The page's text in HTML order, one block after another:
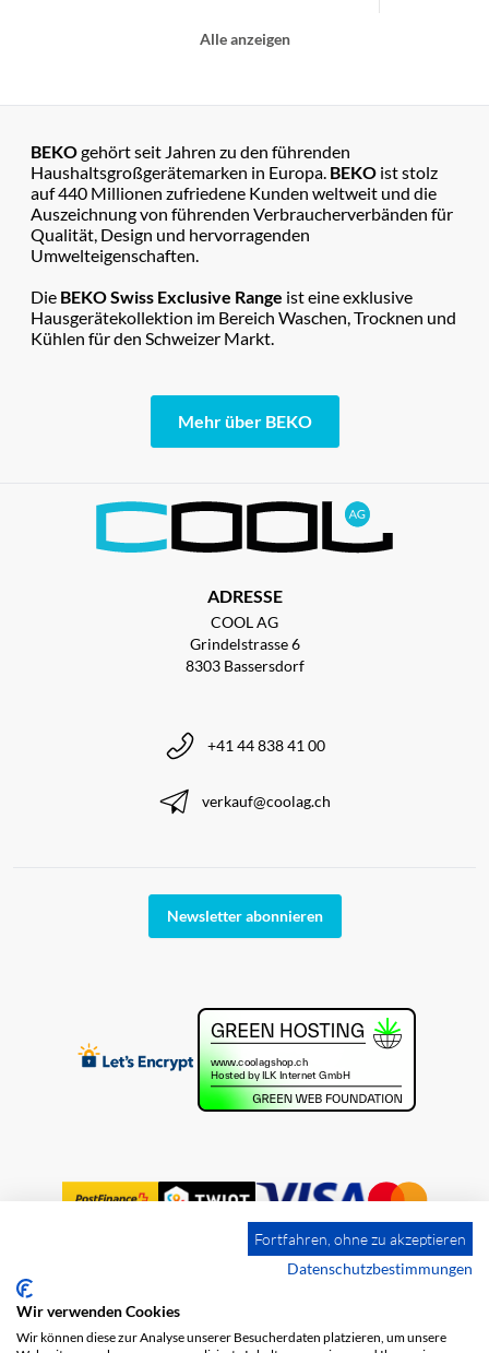
Alle anzeigen
BEKOgehört seit Jahren zu den führenden
Haushaltsgroßgerätemarken in Europa. BEKO ist stolz
auf 440 Millionen zufriedene Kunden weltweit und die
Auszeichnung von führenden Verbraucherverbänden für
Qualität, Design und hervorragenden
Umwelteigenschaften.
Die BEKO Swiss Exclusive Range ist eine exklusive
Hausgerätekollektion im Bereich Waschen, Trocknen und
Kühlen für den Schweizer Markt.
Mehr über BEKO
ADRESSE
COOL AG
Grindelstrasse 6
8303 Bassersdorf
+41 44 838 41 00
verkauf@coolag.ch
Newsletter abonnieren
Impressum
Fortfahren, ohne zu akzeptieren
Datenschutzbestimmungen
Wir verwenden Cookies
Wir können diese zur Analyse unserer Besucherdaten platzieren, um unsere